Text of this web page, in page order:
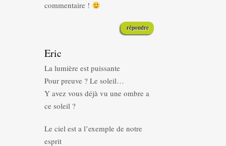
commentaire !
répondre
Eric
La lumière est puissante
Pour preuve ? Le soleil…
Y avez vous déjà vu une ombre a
ce soleil ?
Le ciel est a l’exemple de notre
esprit